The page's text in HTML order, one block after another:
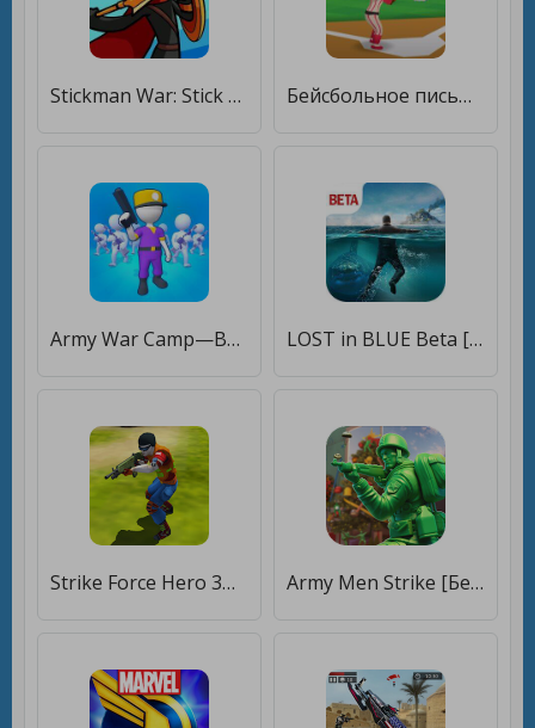
Stickman War: Stick Fight Army [Много монет] Бейсбольное письмо Strike Home [Много монет]
Army War Camp—Battle Game [Много монет] LOST in BLUE Beta [Мод меню]
Strike Force Hero 3D [Мод меню] Army Men Strike [Бесплатные покупки]